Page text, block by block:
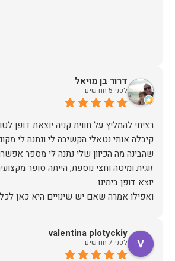
דרור בן מויאל
לפני 5 חודשים
רציתי להמליץ על חווית קניה יוצאת דופן
קיבלה אותי נטאלי הקשיבה לי ונתנה לי
שהבינה מה הכיוון שלי נתנה לי מספר
זוגית ומיטה וחצי נוספת, הייתה סופר
תודה.
valentina plotyckiy
לפני 7 חודשים